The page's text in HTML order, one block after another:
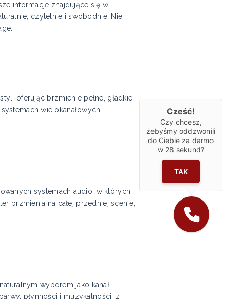
informacje znajdujące się w
czytelnie i swobodnie. Nie
oferując brzmienie pełne, gładkie
wielokanałowych
systemach audio, w których
brzmienia na całej przedniej scenie,
wyborem jako kanał
płynności i muzykalności, z
Cześć!
Czy chcesz,
żebyśmy oddzwonili
do Ciebie za darmo
w 28 sekund?
TAK